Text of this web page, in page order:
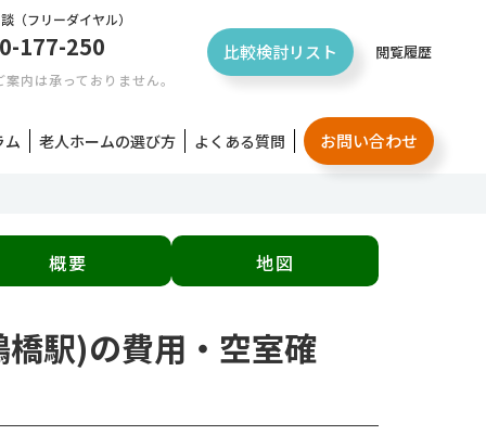
（フリーダイヤル）
177-250
内は承っておりません。
比較検討リスト 閲覧履歴
ム 老人ホームの選び方 よくある質問 お問い合わせ
概要 地図
駅)の費用・空室確